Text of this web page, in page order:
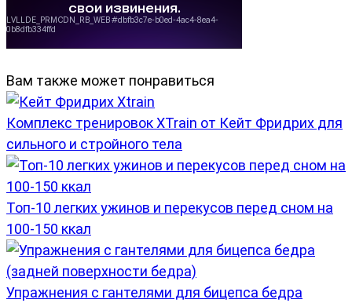
Вам также может понравиться
Комплекс тренировок XTrain от Кейт Фридрих для
сильного и стройного тела
Топ-10 легких ужинов и перекусов перед сном на
100-150 ккал
Упражнения с гантелями для бицепса бедра